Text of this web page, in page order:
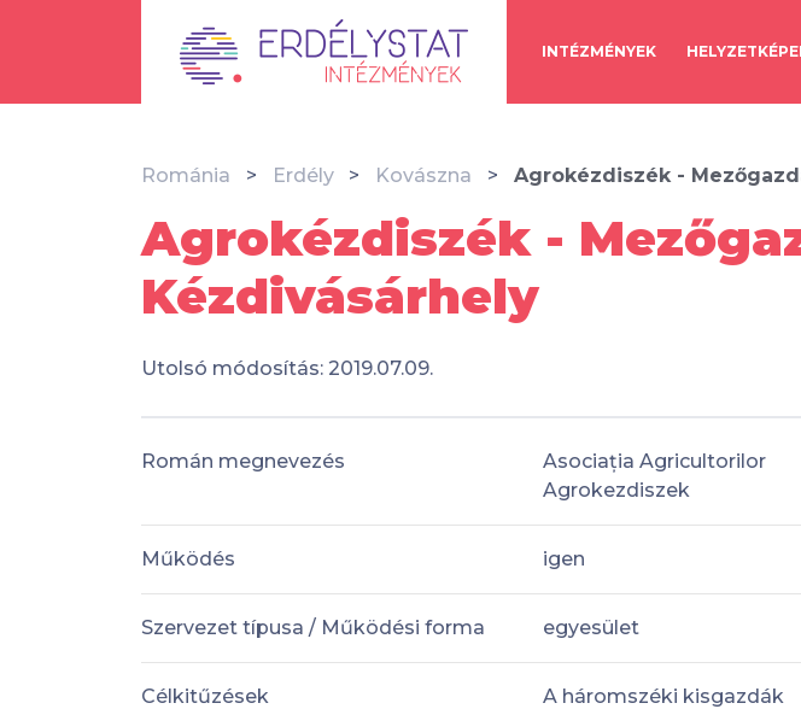
INTÉZMÉNYEK
Románia Erdély Kovászna Agrokézdiszék -
Agrokézdiszék -
Kézdivásárhely
Utolsó módosítás: 2019.07.09.
Román megnevezés
Asociația Agricultorilor
Agrokezdiszek
Működés igen
Szervezet típusa / Működési forma egyesület
Célkitűzések
A háromszéki kisgazdák